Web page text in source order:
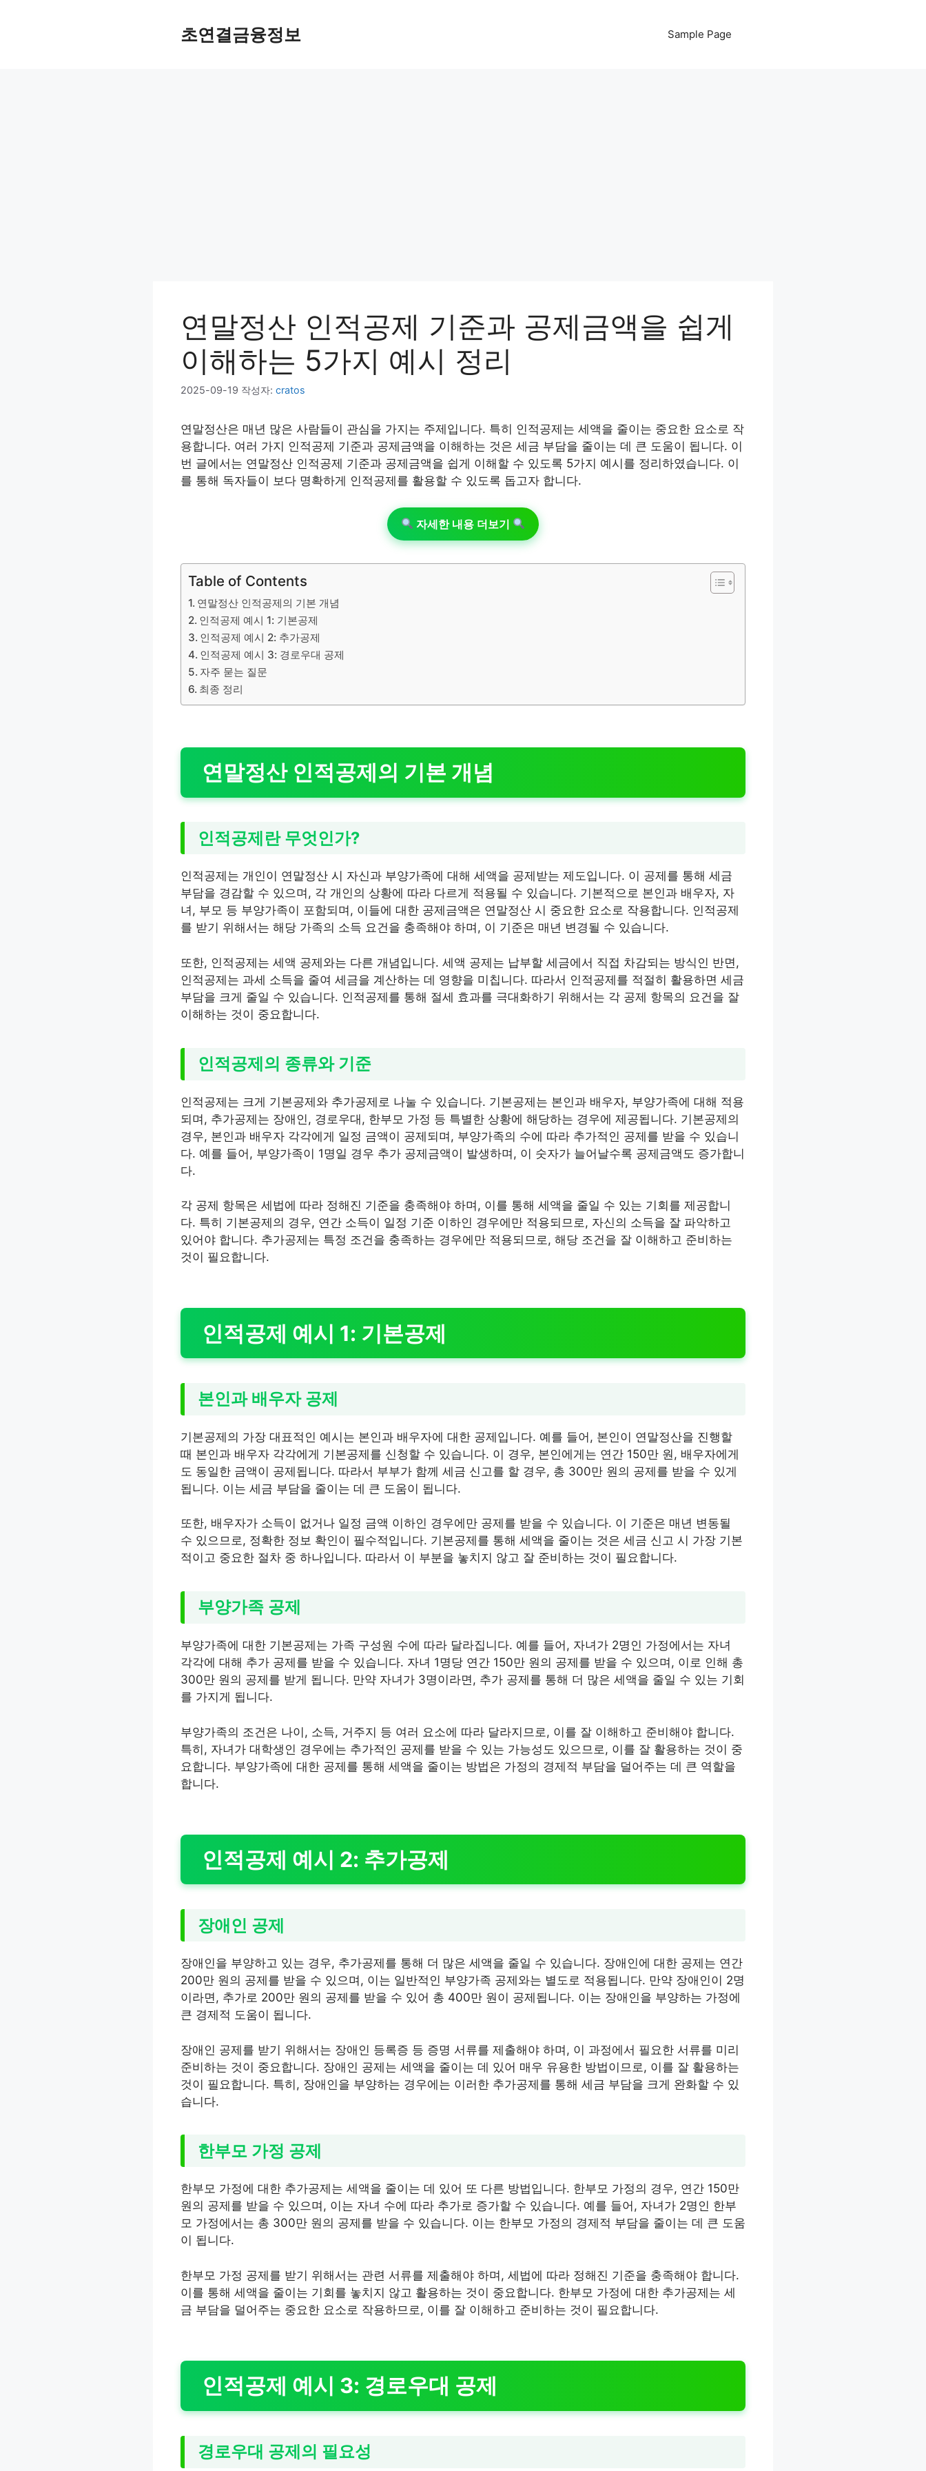
초연결금융정보 Sample Page
연말정산 인적공제 기준과 공제금액을 쉽게
이해하는 5가지 예시 정리
2025-09-19 작성자: cratos
연말정산은 매년 많은 사람들이 관심을 가지는 주제입니다. 특히 인적공제는 세액을 줄이는 중요한 요소로 작
용합니다. 여러 가지 인적공제 기준과 공제금액을 이해하는 것은 세금 부담을 줄이는 데 큰 도움이 됩니다. 이
번 글에서는 연말정산 인적공제 기준과 공제금액을 쉽게 이해할 수 있도록 5가지 예시를 정리하였습니다. 이
를 통해 독자들이 보다 명확하게 인적공제를 활용할 수 있도록 돕고자 합니다.
자세한 내용 더보기
Table of Contents
연말정산 인적공제의 기본 개념
인적공제 예시 1: 기본공제
인적공제 예시 2: 추가공제
인적공제 예시 3: 경로우대 공제
자주 묻는 질문
최종 정리
연말정산 인적공제의 기본 개념
인적공제란 무엇인가?
인적공제는 개인이 연말정산 시 자신과 부양가족에 대해 세액을 공제받는 제도입니다. 이 공제를 통해 세금
부담을 경감할 수 있으며, 각 개인의 상황에 따라 다르게 적용될 수 있습니다. 기본적으로 본인과 배우자, 자
녀, 부모 등 부양가족이 포함되며, 이들에 대한 공제금액은 연말정산 시 중요한 요소로 작용합니다. 인적공제
를 받기 위해서는 해당 가족의 소득 요건을 충족해야 하며, 이 기준은 매년 변경될 수 있습니다.
또한, 인적공제는 세액 공제와는 다른 개념입니다. 세액 공제는 납부할 세금에서 직접 차감되는 방식인 반면,
인적공제는 과세 소득을 줄여 세금을 계산하는 데 영향을 미칩니다. 따라서 인적공제를 적절히 활용하면 세금
부담을 크게 줄일 수 있습니다. 인적공제를 통해 절세 효과를 극대화하기 위해서는 각 공제 항목의 요건을 잘
이해하는 것이 중요합니다.
인적공제의 종류와 기준
인적공제는 크게 기본공제와 추가공제로 나눌 수 있습니다. 기본공제는 본인과 배우자, 부양가족에 대해 적용
되며, 추가공제는 장애인, 경로우대, 한부모 가정 등 특별한 상황에 해당하는 경우에 제공됩니다. 기본공제의
경우, 본인과 배우자 각각에게 일정 금액이 공제되며, 부양가족의 수에 따라 추가적인 공제를 받을 수 있습니
다. 예를 들어, 부양가족이 1명일 경우 추가 공제금액이 발생하며, 이 숫자가 늘어날수록 공제금액도 증가합니
다.
각 공제 항목은 세법에 따라 정해진 기준을 충족해야 하며, 이를 통해 세액을 줄일 수 있는 기회를 제공합니
다. 특히 기본공제의 경우, 연간 소득이 일정 기준 이하인 경우에만 적용되므로, 자신의 소득을 잘 파악하고
있어야 합니다. 추가공제는 특정 조건을 충족하는 경우에만 적용되므로, 해당 조건을 잘 이해하고 준비하는
것이 필요합니다.
인적공제 예시 1: 기본공제
본인과 배우자 공제
기본공제의 가장 대표적인 예시는 본인과 배우자에 대한 공제입니다. 예를 들어, 본인이 연말정산을 진행할
때 본인과 배우자 각각에게 기본공제를 신청할 수 있습니다. 이 경우, 본인에게는 연간 150만 원, 배우자에게
도 동일한 금액이 공제됩니다. 따라서 부부가 함께 세금 신고를 할 경우, 총 300만 원의 공제를 받을 수 있게
됩니다. 이는 세금 부담을 줄이는 데 큰 도움이 됩니다.
또한, 배우자가 소득이 없거나 일정 금액 이하인 경우에만 공제를 받을 수 있습니다. 이 기준은 매년 변동될
수 있으므로, 정확한 정보 확인이 필수적입니다. 기본공제를 통해 세액을 줄이는 것은 세금 신고 시 가장 기본
적이고 중요한 절차 중 하나입니다. 따라서 이 부분을 놓치지 않고 잘 준비하는 것이 필요합니다.
부양가족 공제
부양가족에 대한 기본공제는 가족 구성원 수에 따라 달라집니다. 예를 들어, 자녀가 2명인 가정에서는 자녀
각각에 대해 추가 공제를 받을 수 있습니다. 자녀 1명당 연간 150만 원의 공제를 받을 수 있으며, 이로 인해 총
300만 원의 공제를 받게 됩니다. 만약 자녀가 3명이라면, 추가 공제를 통해 더 많은 세액을 줄일 수 있는 기회
를 가지게 됩니다.
부양가족의 조건은 나이, 소득, 거주지 등 여러 요소에 따라 달라지므로, 이를 잘 이해하고 준비해야 합니다.
특히, 자녀가 대학생인 경우에는 추가적인 공제를 받을 수 있는 가능성도 있으므로, 이를 잘 활용하는 것이 중
요합니다. 부양가족에 대한 공제를 통해 세액을 줄이는 방법은 가정의 경제적 부담을 덜어주는 데 큰 역할을
합니다.
인적공제 예시 2: 추가공제
장애인 공제
장애인을 부양하고 있는 경우, 추가공제를 통해 더 많은 세액을 줄일 수 있습니다. 장애인에 대한 공제는 연간
200만 원의 공제를 받을 수 있으며, 이는 일반적인 부양가족 공제와는 별도로 적용됩니다. 만약 장애인이 2명
이라면, 추가로 200만 원의 공제를 받을 수 있어 총 400만 원이 공제됩니다. 이는 장애인을 부양하는 가정에
큰 경제적 도움이 됩니다.
장애인 공제를 받기 위해서는 장애인 등록증 등 증명 서류를 제출해야 하며, 이 과정에서 필요한 서류를 미리
준비하는 것이 중요합니다. 장애인 공제는 세액을 줄이는 데 있어 매우 유용한 방법이므로, 이를 잘 활용하는
것이 필요합니다. 특히, 장애인을 부양하는 경우에는 이러한 추가공제를 통해 세금 부담을 크게 완화할 수 있
습니다.
한부모 가정 공제
한부모 가정에 대한 추가공제는 세액을 줄이는 데 있어 또 다른 방법입니다. 한부모 가정의 경우, 연간 150만
원의 공제를 받을 수 있으며, 이는 자녀 수에 따라 추가로 증가할 수 있습니다. 예를 들어, 자녀가 2명인 한부
모 가정에서는 총 300만 원의 공제를 받을 수 있습니다. 이는 한부모 가정의 경제적 부담을 줄이는 데 큰 도움
이 됩니다.
한부모 가정 공제를 받기 위해서는 관련 서류를 제출해야 하며, 세법에 따라 정해진 기준을 충족해야 합니다.
이를 통해 세액을 줄이는 기회를 놓치지 않고 활용하는 것이 중요합니다. 한부모 가정에 대한 추가공제는 세
금 부담을 덜어주는 중요한 요소로 작용하므로, 이를 잘 이해하고 준비하는 것이 필요합니다.
인적공제 예시 3: 경로우대 공제
경로우대 공제의 필요성